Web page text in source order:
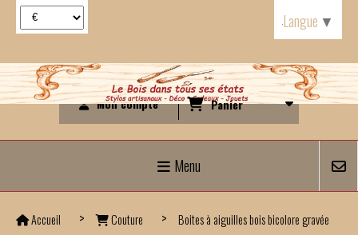
Mon compte Panier
Menu
Accueil Couture Boites à aiguilles bois bicolore gravée
Langue ▼
Panneau de gestion des cookies